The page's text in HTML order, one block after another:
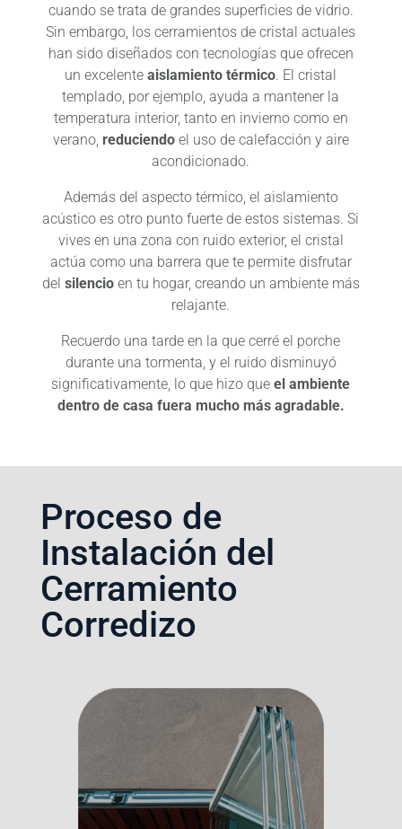
cuando se trata de grandes superficies de vidrio.
Sin embargo, los cerramientos de cristal actuales
han sido diseñados con tecnologías que ofrecen
un excelenteaislamiento térmico. El cristal
templado, por ejemplo, ayuda a mantener la
temperatura interior, tanto en invierno como en
verano, reduciendoel uso de calefacción y aire
acondicionado.
Además del aspecto térmico, el aislamiento
acústico es otro punto fuerte de estos sistemas. Si
vives en una zona con ruido exterior, el cristal
actúa como una barrera que te permite disfrutar
del silencioen tu hogar, creando un ambiente más
relajante.
Recuerdo una tarde en la que cerré el porche
durante una tormenta, y el ruido disminuyó
significativamente, lo que hizo queel ambiente
dentro de casa fuera mucho más agradable.
Proceso de
Instalación del
Cerramiento
Corredizo